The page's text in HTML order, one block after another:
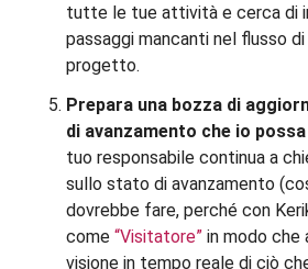
tutte le tue attività e cerca di
passaggi mancanti nel flusso
progetto.
Prepara una bozza di
di avanzamento che io
tuo responsabile continua a
sullo stato di avanzamento
dovrebbe fare, perché con
come “Visitatore” in modo che
visione in tempo reale di ciò